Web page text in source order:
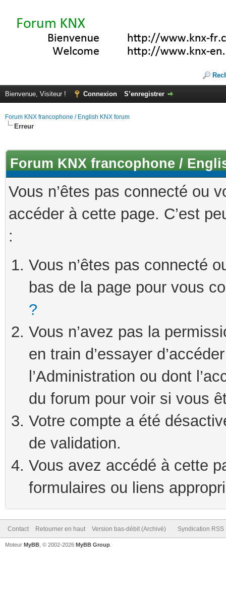
Bienvenue, Visiteur ! Connexion S’enregistrer
Forum KNX francophone / English KNX forum
Erreur
Forum KNX francophone /
Vous n’êtes pas connecté ou
accéder à cette page. C’est
:
Vous n’êtes pas connecté
bas de la page pour vous
?
Vous n’avez pas la
en train d’essayer
l’Administration ou dont
du forum pour voir si vous
Votre compte a été
de validation.
Vous avez accédé à cette
formulaires ou liens
Contact Retourner en haut Version bas-débit (Archivé) Syndication RSS
Moteur MyBB , © 2002-2026 MyBB Group